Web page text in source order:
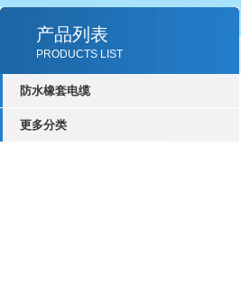
产品列表
PRODUCTS LIST
防水橡套电缆
更多分类